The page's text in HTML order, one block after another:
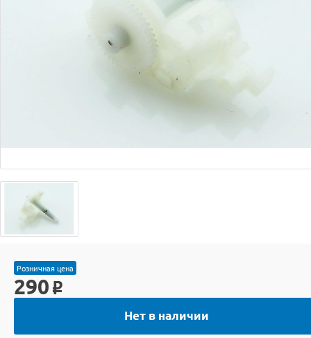
Розничная цена
290 o
Нет в наличии